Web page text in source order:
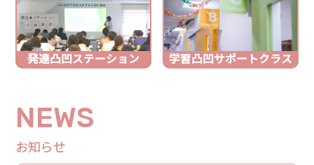
発達凸凹ステーション 学習凸凹サポートクラス
NEWS
お知らせ